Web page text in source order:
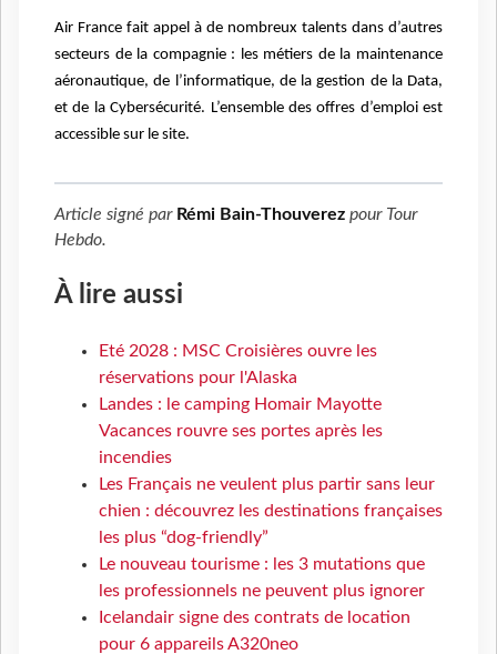
Air France fait appel à de nombreux talents dans d’autres
secteurs de la compagnie : les métiers de la maintenance
aéronautique, de l’informatique, de la gestion de la Data,
et de la Cybersécurité. L’ensemble des offres d’emploi est
accessible sur le site.
Article signé par Rémi Bain-Thouverez pour Tour
Hebdo.
À lire aussi
Eté 2028 : MSC Croisières ouvre les
réservations pour l'Alaska
Landes : le camping Homair Mayotte
Vacances rouvre ses portes après les
incendies
Les Français ne veulent plus partir sans leur
chien : découvrez les destinations françaises
les plus “dog-friendly”
Le nouveau tourisme : les 3 mutations que
les professionnels ne peuvent plus ignorer
Icelandair signe des contrats de location
pour 6 appareils A320neo